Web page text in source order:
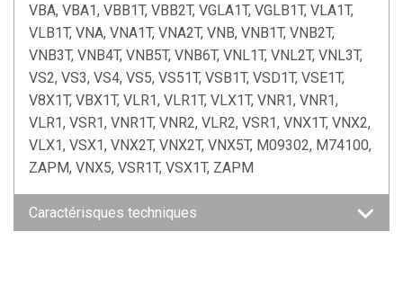
VBA, VBA1, VBB1T, VBB2T, VGLA1T, VGLB1T, VLA1T,
VLB1T, VNA, VNA1T, VNA2T, VNB, VNB1T, VNB2T,
VNB3T, VNB4T, VNB5T, VNB6T, VNL1T, VNL2T, VNL3T,
VS2, VS3, VS4, VS5, VS51T, VSB1T, VSD1T, VSE1T,
V8X1T, VBX1T, VLR1, VLR1T, VLX1T, VNR1, VNR1,
VLR1, VSR1, VNR1T, VNR2, VLR2, VSR1, VNX1T, VNX2,
VLX1, VSX1, VNX2T, VNX2T, VNX5T, M09302, M74100,
ZAPM, VNX5, VSR1T, VSX1T, ZAPM
Caractérisques techniques